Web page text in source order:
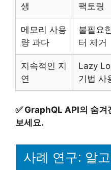
생
팩토링
메모리 사용
량 과다
불필요
터 제거
지속적인 지
연
Lazy
기법 사
✅ GraphQL API의 숨겨
보세요.
사례 연구: 알